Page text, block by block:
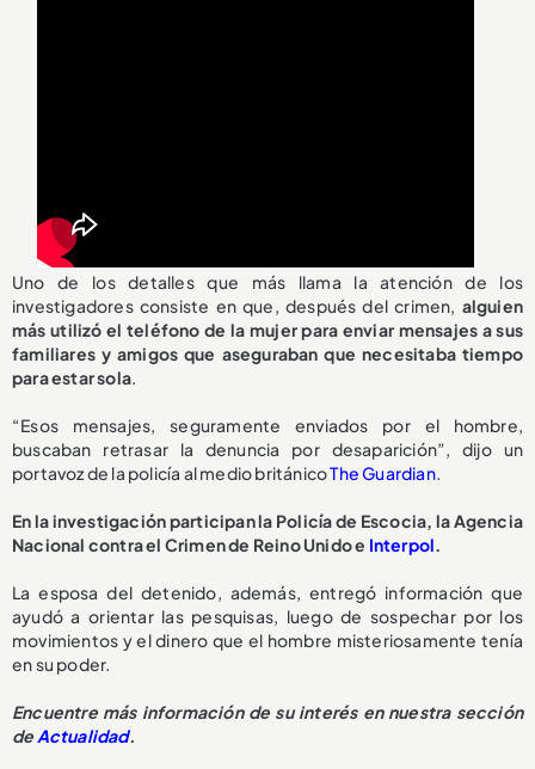
Uno de los detalles que más llama la atención de los
investigadores consiste en que, después del crimen, alguien
más utilizó el teléfono de la mujer para enviar mensajes a sus
familiares y amigos que aseguraban que necesitaba tiempo
para estar sola.
“Esos mensajes, seguramente enviados por el hombre,
buscaban retrasar la denuncia por desaparición”, dijo un
portavoz de la policía al medio británicoThe Guardian.
En la investigación participan la Policía de Escocia, la Agencia
Nacional contra el Crimen de Reino Unido e Interpol.
La esposa del detenido, además, entregó información que
ayudó a orientar las pesquisas, luego de sospechar por los
movimientos y el dinero que el hombre misteriosamente tenía
en su poder.
Encuentre más información de su interés en nuestra sección
deActualidad.